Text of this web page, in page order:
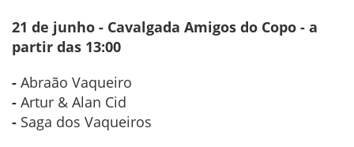
21 de junho - Cavalgada Amigos do Copo - a
partir das 13:00
- Abraão Vaqueiro
- Artur & Alan Cid
- Saga dos Vaqueiros